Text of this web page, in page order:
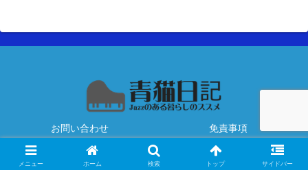
お問い合わせ 免責事項
Copyright © 2020 青猫日記 All Rights Reserved.
メニュー ホーム 検索 トップ サイドバー